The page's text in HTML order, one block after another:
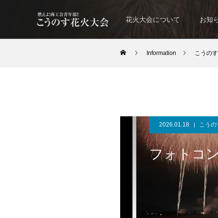
花火大会について お知
Information こうの
2026.01.18 こう
フォトコ